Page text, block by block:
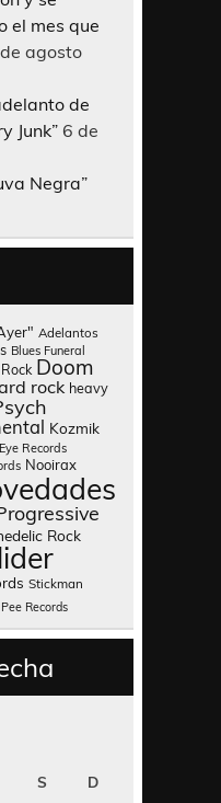
el mes que
agosto
de
Junk” 6 de
Negra”
Adelantos
Blues Funeral
Doom
rock heavy
Kozmik
Records
Nooirax
Rock
Stickman
Records
S D